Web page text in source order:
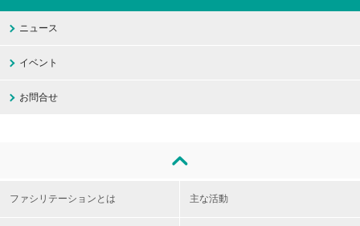
ニュース
イベント
お問合せ
ファシリテーションとは 主な活動